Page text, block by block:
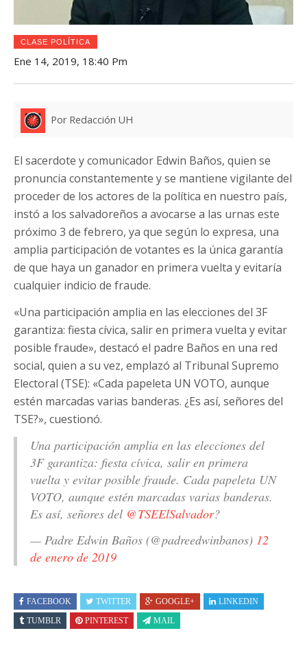
CLASE POLÍTICA
Ene 14, 2019, 18:40 Pm
Por Redacción UH
El sacerdote y comunicador Edwin Baños, quien se
pronuncia constantemente y se mantiene vigilante del
proceder de los actores de la política en nuestro país,
instó a los salvadoreños a avocarse a las urnas este
próximo 3 de febrero, ya que según lo expresa, una
amplia participación de votantes es la única garantía
de que haya un ganador en primera vuelta y evitaría
cualquier indicio de fraude.
«Una participación amplia en las elecciones del 3F
garantiza: fiesta cívica, salir en primera vuelta y evitar
posible fraude», destacó el padre Baños en una red
social, quien a su vez, emplazó al Tribunal Supremo
Electoral (TSE): «Cada papeleta UN VOTO, aunque
estén marcadas varias banderas. ¿Es así, señores del
TSE?», cuestionó.
Una participación amplia en las elecciones del
3F garantiza: fiesta cívica, salir en primera
vuelta y evitar posible fraude. Cada papeleta UN
VOTO, aunque estén marcadas varias banderas.
Es así, señores del @TSEElSalvador?
— Padre Edwin Baños (@padreedwinbanos) 12
de enero de 2019
FACEBOOK TWITTER GOOGLE+
LINKEDIN
TUMBLR
PINTEREST MAIL